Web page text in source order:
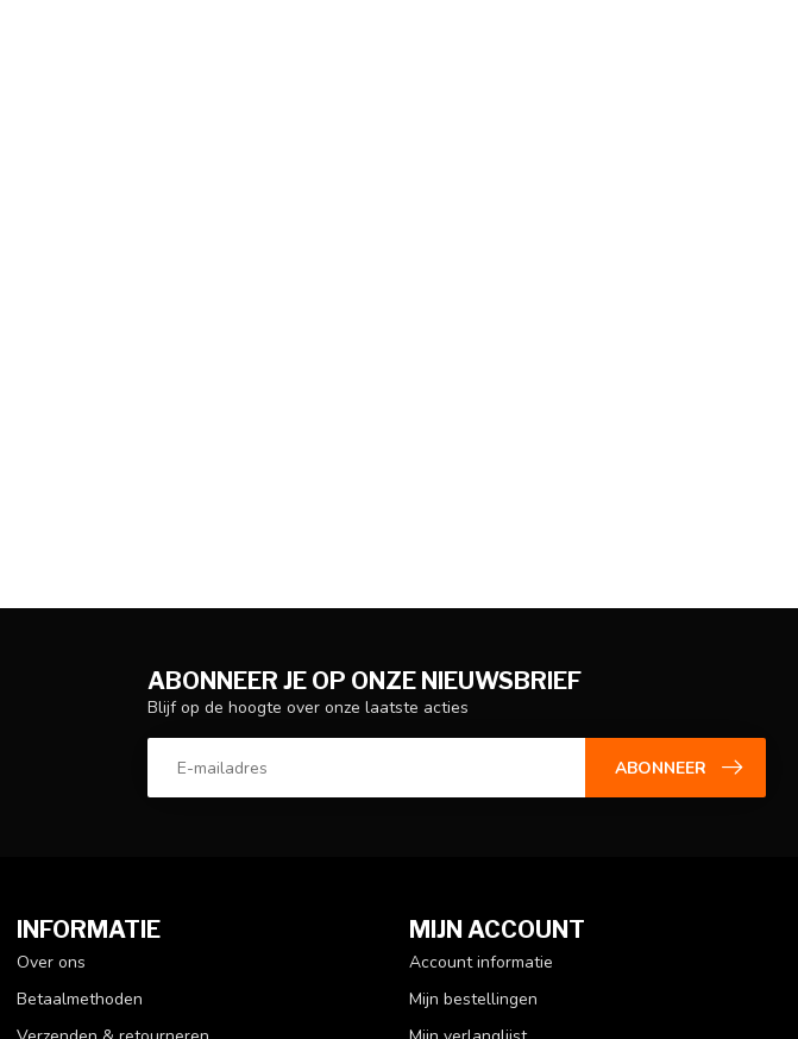
ABONNEER JE OP ONZE NIEUWSBRIEF
Blijf op de hoogte over onze laatste acties
ABONNEER
INFORMATIE
Over ons
Betaalmethoden
MIJN ACCOUNT
Account informatie
Mijn bestellingen